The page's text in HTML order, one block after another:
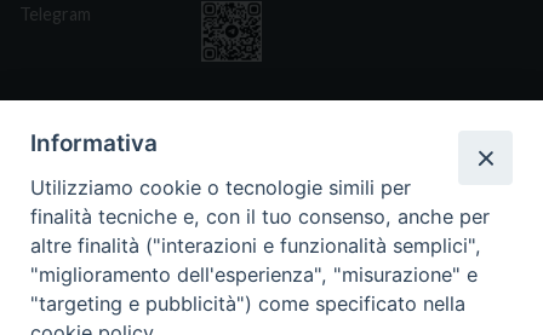
Telegram
CONTATTI
Via San Giovanni Eudes 25, Roma
fsp@paoline.org
Informativa
Utilizziamo cookie o tecnologie simili per
finalità tecniche e, con il tuo consenso, anche per
altre finalità ("interazioni e funzionalità semplici",
"miglioramento dell'esperienza", "misurazione" e
"targeting e pubblicità") come specificato nella